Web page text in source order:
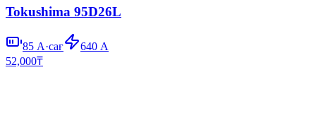
Tokushima 95D26L
85 А·сағ 640 А
52,000₸